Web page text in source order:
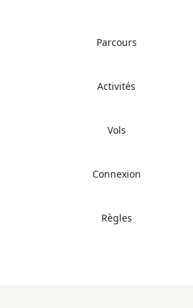
Parcours
Activités
Vols
Connexion
Règles